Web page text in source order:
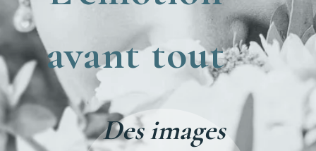
avant tout
Des images